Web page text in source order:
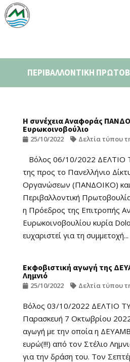
ΠΕΡΙΒΑΛΛΟΝΤΙΚΗ
Η συνέχεια Αναφοράς
Ευρωκοινοβούλιο
25/10/2022 Δελτία τύπου
Βόλος 06/10/2022 ΔΕΛΤΙΟ
της προς το Πανελλήνιο
Οργανώσεων (ΠΑΝΔΟΙΚΟ)
Περιβαλλοντική
η Πρόεδρος της Επιτροπής
Ευρωκοινοβουλίου κυρία
ευχαριστεί για τη συμμετοχή...
Εκφοβιστική αγωγή της
Λημνιό
25/10/2022 Δελτία τύπου
Βόλος 03/10/2022 ΔΕΛΤΙΟ
Παρασκευή 7 Οκτωβρίου 2022
αγωγή με την οποία η
ευρώ(!!!) από τον Στέλιο
για την δράση του. Τον